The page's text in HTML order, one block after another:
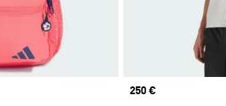
Prix
250 €